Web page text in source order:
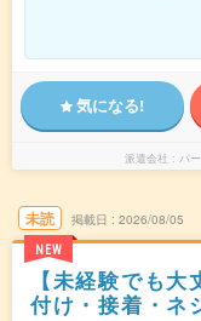
気になる!
派遣会社 パ
未読
NEW
掲載日 2026/08/05
【未経験でも
付け・接着・ネ